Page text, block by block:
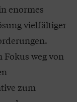
enormes
vielfältiger
weg von
zum